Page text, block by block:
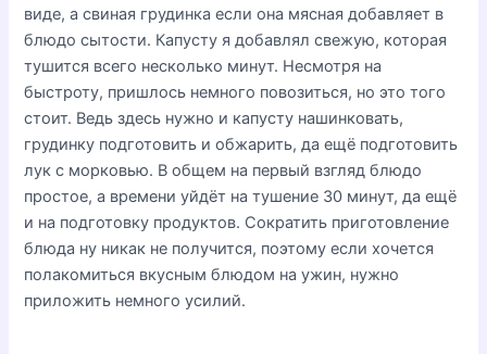
виде, а свиная грудинка если она мясная добавляет в
блюдо сытости. Капусту я добавлял свежую, которая
тушится всего несколько минут. Несмотря на
быстроту, пришлось немного повозиться, но это того
стоит. Ведь здесь нужно и капусту нашинковать,
грудинку подготовить и обжарить, да ещё подготовить
лук с морковью. В общем на первый взгляд блюдо
простое, а времени уйдёт на тушение 30 минут, да ещё
и на подготовку продуктов. Сократить приготовление
блюда ну никак не получится, поэтому если хочется
полакомиться вкусным блюдом на ужин, нужно
приложить немного усилий.